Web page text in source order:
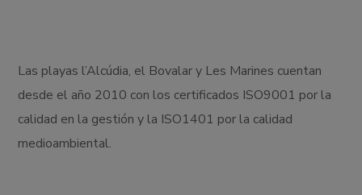
Las playas l’Alcúdia, el Bovalar y Les Marines cuentan
desde el año 2010 con los certificados ISO9001 por la
calidad en la gestión y la ISO1401 por la calidad
medioambiental.